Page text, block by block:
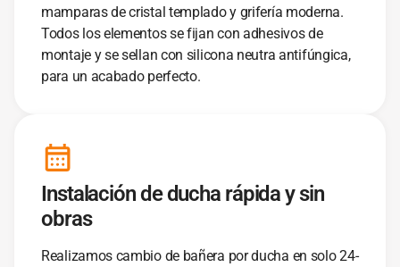
mamparas de cristal templado y grifería moderna.
Todos los elementos se fijan con adhesivos de
montaje y se sellan con silicona neutra antifúngica,
para un acabado perfecto.
Instalación de ducha rápida y sin
obras
Realizamos cambio de bañera por ducha en solo 24-